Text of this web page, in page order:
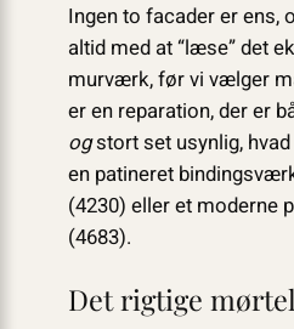
Ingen to facader er ens,
altid med at “læse” det
murværk, før vi vælger
er en reparation, der er
ogstort set usynlig,
en patineret
(4230) eller et moderne
(4683).
Det rigtige